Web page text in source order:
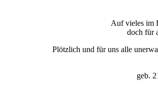
Auf vieles im
doch für
Plötzlich und für uns alle
geb.